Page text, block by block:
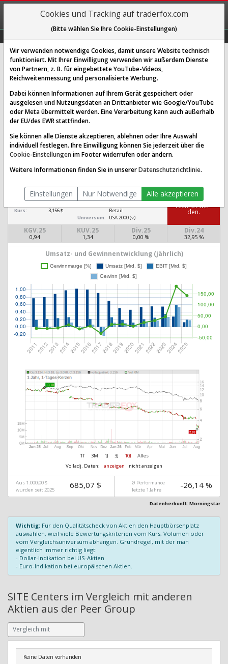
REGIS-
TRIEREN
SITE Centers Aktie: Realtime-Kurs
& Analyse (SITC)
SCORING SYSTEMS:
Qualitäts-Check Dividenden-Check
Wachstums-Check
Robustheits-Check
Qualitäts-Check:Ist die Aktie zum Investieren
Infos zum Score
SITE Centers[SITC US82981J8514]
Börsenwert: 166,017 Mio. $
Kurs:
3,156 $
Sektor:
Real Estate / REIT -
Retail
Universum:
USA 2000 (v)
KGV.25
0,94
KUV.25
1,34
Div.25
0,00 %
Div.24
32,95 %
Das Ra­ting
konn­te nicht be­
rech­net wer­
den.
Umsatz- und Gewinnentwicklung (jährlich)
1T 3M 1J 3J 10J
Alles
Volladj. Daten:
anzeigen nicht anzeigen
Aus 1.000,00 $
wurden seit 2025
685,07 $
Ø Performance
letzte 1 Jahre
-26,14 %
Datenherkunft: Morningstar
Wichtig: Für den Qualitätscheck von Aktien den Hauptbörsenplatz
auswählen, weil viele Bewertungskriterien vom Kurs, Volumen oder
vom Vergleichsuniversum abhängen. Grundregel, mit der man
eigentlich immer richtig liegt:
- Dollar-Indikation bei US-Aktien
- Euro-Indikation bei europäischen Aktien.
SITE Centers im Vergleich mit anderen
Aktien aus der Peer Group
Keine Daten vorhanden
Cookies und Tracking auf traderfox.com
(Bitte wählen Sie Ihre Cookie-Einstellungen)
Wir verwenden notwendige Cookies, damit unsere Website technisch
funktioniert. Mit Ihrer Einwilligung verwenden wir außerdem Dienste
von Partnern, z. B. für eingebettete YouTube-Videos,
Reichweitenmessung und personalisierte Werbung.
Dabei können Informationen auf Ihrem Gerät gespeichert oder
ausgelesen und Nutzungsdaten an Drittanbieter wie Google/YouTube
oder Meta übermittelt werden. Eine Verarbeitung kann auch außerhalb
der EU/des EWR stattfinden.
Sie können alle Dienste akzeptieren, ablehnen oder Ihre Auswahl
individuell festlegen. Ihre Einwilligung können Sie jederzeit über die
Cookie-Einstellungen im Footer widerrufen oder ändern.
Weitere Informationen finden Sie in unsererDatenschutzrichtlinie.
Einstellungen Nur Notwendige Alle akzeptieren